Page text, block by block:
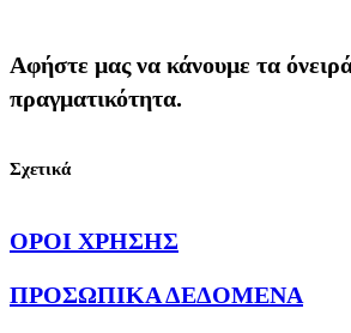
Αφήστε μας να κάνουμε τα
πραγματικότητα.
Σχετικά
ΟΡΟΙ ΧΡΗΣΗΣ
ΠΡΟΣΩΠΙΚΑ ΔΕΔΟΜΕΝΑ